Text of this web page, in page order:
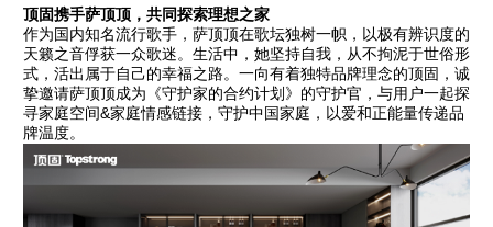
顶固携手萨顶顶，共同探索理想之家
作为国内知名流行歌手，萨顶顶在歌坛独树一帜，以极有辨识度的
天籁之音俘获一众歌迷。生活中，她坚持自我，从不拘泥于世俗形
式，活出属于自己的幸福之路。一向有着独特品牌理念的顶固，诚
挚邀请萨顶顶成为《守护家的合约计划》的守护官，与用户一起探
寻家庭空间&家庭情感链接，守护中国家庭，以爱和正能量传递品
牌温度。